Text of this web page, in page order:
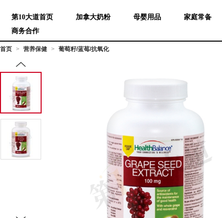
第10大道首页 加拿大奶粉 母婴用品
家庭常备
商务合作
首页 > 营养保健 > 葡萄籽/蓝莓/抗氧化